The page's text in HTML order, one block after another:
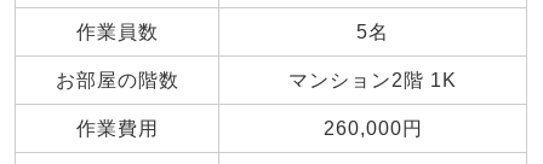
作業員数 5名
お部屋の階数 マンション2階 1K
作業費用 260,000円